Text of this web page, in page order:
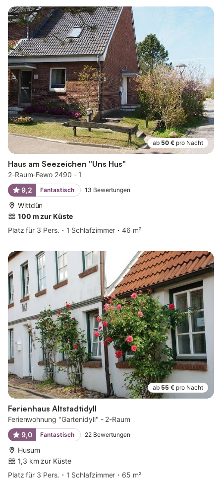
ab 50 € pro Nacht
Haus am Seezeichen "Uns Hus"
2-Raum-Fewo 2490 - 1
9,2
Fantastisch 13 Bewertungen
Wittdün
100 m zur Küste
Platz für 3 Pers.
1 Schlafzimmer 46 m²
ab 55 € pro Nacht
Ferienhaus Altstadtidyll
Ferienwohnung "Gartenidyll" - 2-Raum
9,0
Fantastisch 22 Bewertungen
Husum
1,3 km zur Küste
Platz für 3 Pers.
1 Schlafzimmer 65 m²